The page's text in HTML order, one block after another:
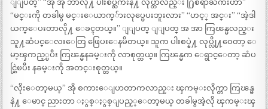
ျျပတ္” “အို အို ဘာလို႔ ပါးစပ္ႀကီးနဲ႔ လုပ္တာလည္း ႐ြံစရာႀကီးဟာ”
“မင္းကို တခါမွ မင္းေယာက္်ားလုပ္မေပးဘူးလား” “ဟင့္ အင္း” “အဲ့ဒါ
ယက္ေပးတာလို႔ ေခၚတယ္။” ျျပတ္ ျျပတ္ အ အာ ကြၽန္မလည္း
သူ႔ဆံပင္ေလးေတြ ဖြေပးေနမိတယ္။ သူက ပါးစပ္နဲ႔ လုပ္လို႔ဝေတာ့ ေ
မာ့ၾကည့္ၿပီး ကြၽန္မနခမ္းကို လာစုတ္တယ္။ ကြၽန္မက ေရွာင္ေတာ့ ဆံပ
င္ဆြဲၿပီး နခမ္းကို အတင္းစုတ္တယ္။
“လိုးေတာ့မယ္” အို စကားေျပာတာကလာည္း ၾကမ္းလိုက္တာ ကြၽန္မ
နဲ႔ ေမာင္ ညားတာ ႏွစ္ႏွစ္ျပည့္ေတာ့မယ္ တခါမွအဲ့လို ၾကမ္းၾ